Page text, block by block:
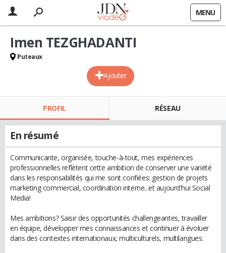
MENU
Ajouter
Imen TEZGHADANTI
Puteaux
PROFIL RÉSEAU
En résumé
Communicante, organisée, touche-à-tout, mes expériences
professionnelles reflètent cette ambition de conserver une variété
dans les responsabilités qui me sont confiées: gestion de projets
marketing commercial, coordination interne...et aujourd'hui Social
Media!
Mes ambitions? Saisir des opportunités challengeantes, travailler
en équipe, développer mes connaissances et continuer à évoluer
dans des contextes internationaux, multiculturels, multilangues.